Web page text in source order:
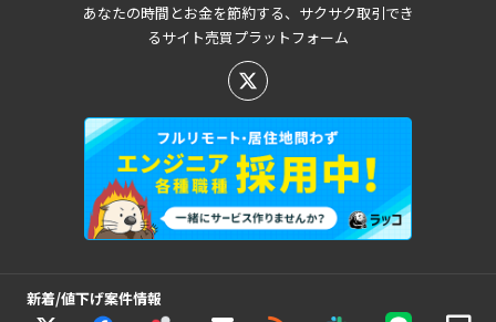
あなたの時間とお金を節約する、サクサク取引でき
るサイト売買プラットフォーム
新着/値下げ案件情報